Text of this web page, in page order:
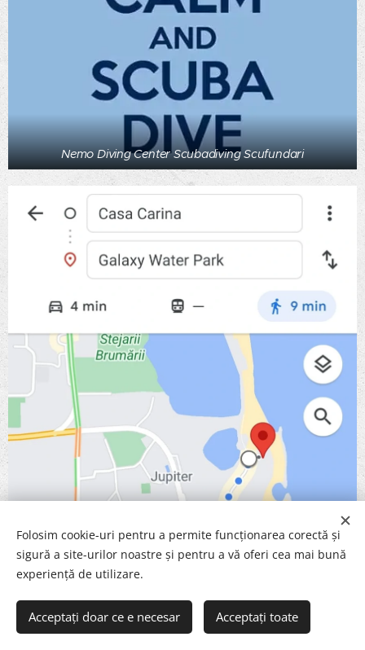
Nemo Diving Center Scubadiving Scufundari
Folosim cookie-uri pentru a permite funcționarea corectă și
sigură a site-urilor noastre și pentru a vă oferi cea mai bună
experiență de utilizare.
Acceptați doar ce e necesar Acceptați toate